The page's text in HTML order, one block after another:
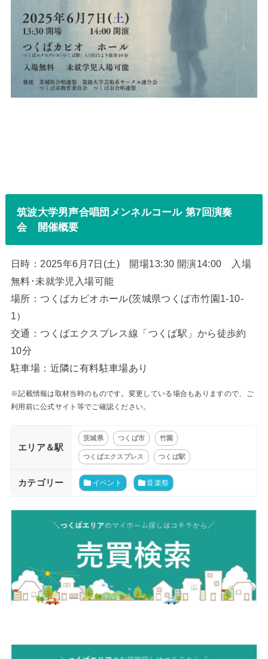
筑波大学男声合唱団メンネルコール 第7回演奏
会 開催概要
日時：2025年6月7日(土) 開場13:30 開演14:00 入場
無料･未就学児入場可能
場所：つくばカピオホール(茨城県つくば市竹園1-10-
1）
交通：つくばエクスプレス線「つくば駅」から徒歩約
10分
駐車場：近隣に有料駐車場あり
※記載情報は取材当時のものです。変更している場合もありますので、ご
利用前に公式サイト等でご確認ください。
エリア＆駅
茨城県 つくば市 竹園
つくばエクスプレス つくば駅
カテゴリー イベント 音楽祭